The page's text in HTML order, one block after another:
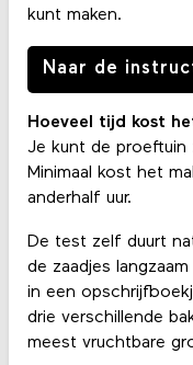
kunt maken.
Naar de
Hoeveel tijd kost
Je kunt de proeftuin
Minimaal kost het
anderhalf uur.
De test zelf duurt
de zaadjes
in een
drie verschillende
meest vruchtbare